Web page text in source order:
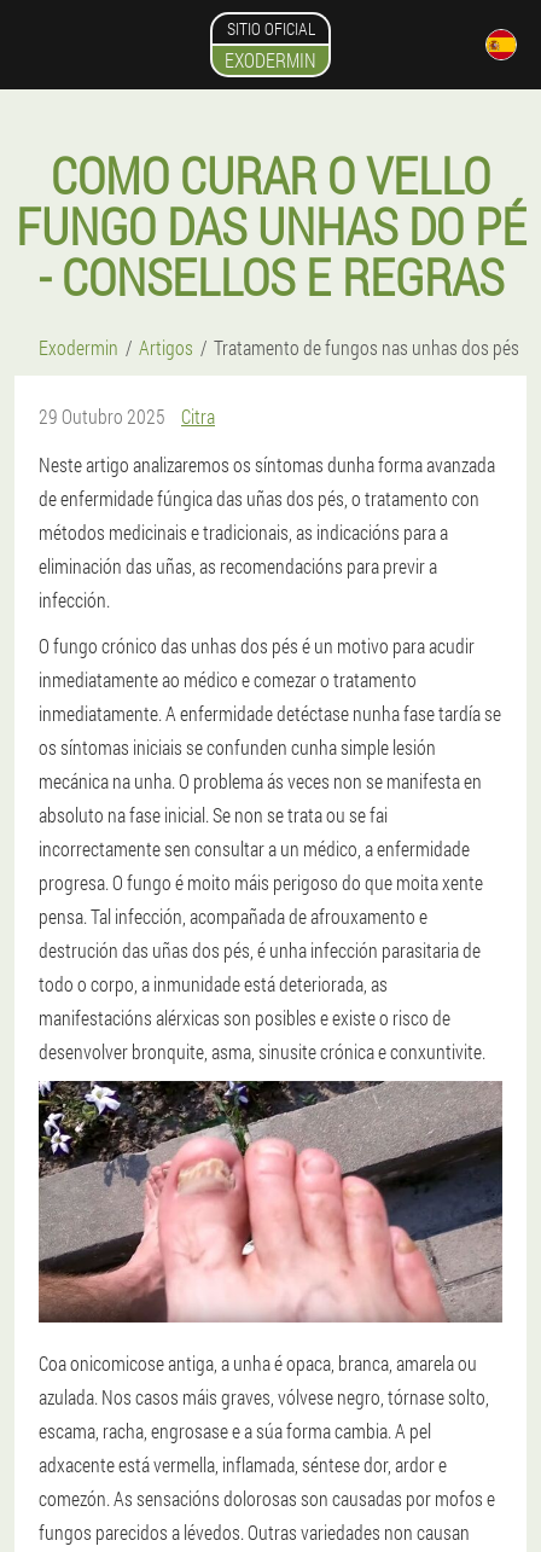
SITIO OFICIAL
EXODERMIN
COMO CURAR O VELLO
FUNGO DAS UNHAS DO PÉ
- CONSELLOS E REGRAS
Exodermin Artigos Tratamento de fungos nas unhas dos pés
29 Outubro 2025
Citra
Neste artigo analizaremos os síntomas dunha forma avanzada
de enfermidade fúngica das uñas dos pés, o tratamento con
métodos medicinais e tradicionais, as indicacións para a
eliminación das uñas, as recomendacións para previr a
infección.
O fungo crónico das unhas dos pés é un motivo para acudir
inmediatamente ao médico e comezar o tratamento
inmediatamente. A enfermidade detéctase nunha fase tardía se
os síntomas iniciais se confunden cunha simple lesión
mecánica na unha. O problema ás veces non se manifesta en
absoluto na fase inicial. Se non se trata ou se fai
incorrectamente sen consultar a un médico, a enfermidade
progresa. O fungo é moito máis perigoso do que moita xente
pensa. Tal infección, acompañada de afrouxamento e
destrución das uñas dos pés, é unha infección parasitaria de
todo o corpo, a inmunidade está deteriorada, as
manifestacións alérxicas son posibles e existe o risco de
desenvolver bronquite, asma, sinusite crónica e conxuntivite.
Coa onicomicose antiga, a unha é opaca, branca, amarela ou
azulada. Nos casos máis graves, vólvese negro, tórnase solto,
escama, racha, engrosase e a súa forma cambia. A pel
adxacente está vermella, inflamada, séntese dor, ardor e
comezón. As sensacións dolorosas son causadas por mofos e
fungos parecidos a lévedos. Outras variedades non causan